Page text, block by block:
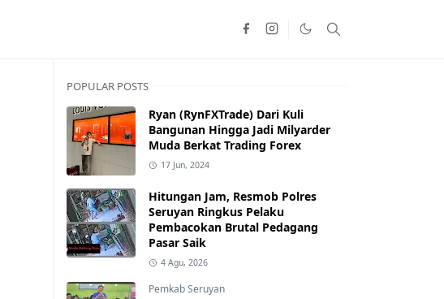
POPULAR POSTS
Ryan (RynFXTrade) Dari Kuli
Bangunan Hingga Jadi Milyarder
Muda Berkat Trading Forex
17 Jun, 2024
Hitungan Jam, Resmob Polres
Seruyan Ringkus Pelaku
Pembacokan Brutal Pedagang
Pasar Saik
4 Agu, 2026
Pemkab Seruyan